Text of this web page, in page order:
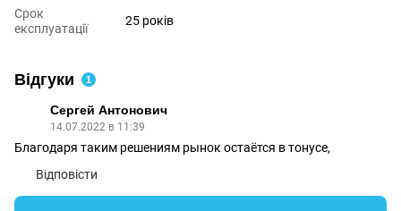
Срок
експлуатації
25 років
Відгуки 1
Сергей Антонович
14.07.2022 в 11:39
Благодаря таким решениям рынок остаётся в тонусе,
Відповісти